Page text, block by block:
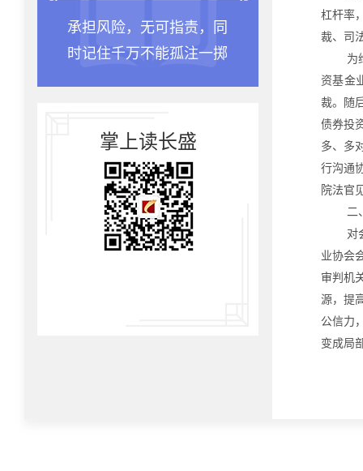
承担风险，无可指责，同
时记住千万不能孤注一掷
掌上读长盛
杠杆率
裁、司
为
资基金
裁。随
债券投
多、多
行沟通
院法官
二
对
业协会
审判机
源，提
公信力
变成局